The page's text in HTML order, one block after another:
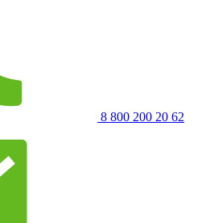
8 800 200 20 62